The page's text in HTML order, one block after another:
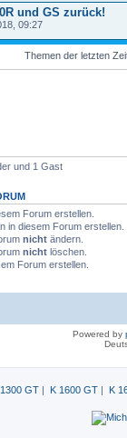
und GS zurück!
09:27
Themen der letzten
und 1 Gast
Forum erstellen.
in diesem Forum erstellen.
nicht ändern.
nicht löschen.
Forum erstellen.
Powered by
GT| K 1600 GT| K